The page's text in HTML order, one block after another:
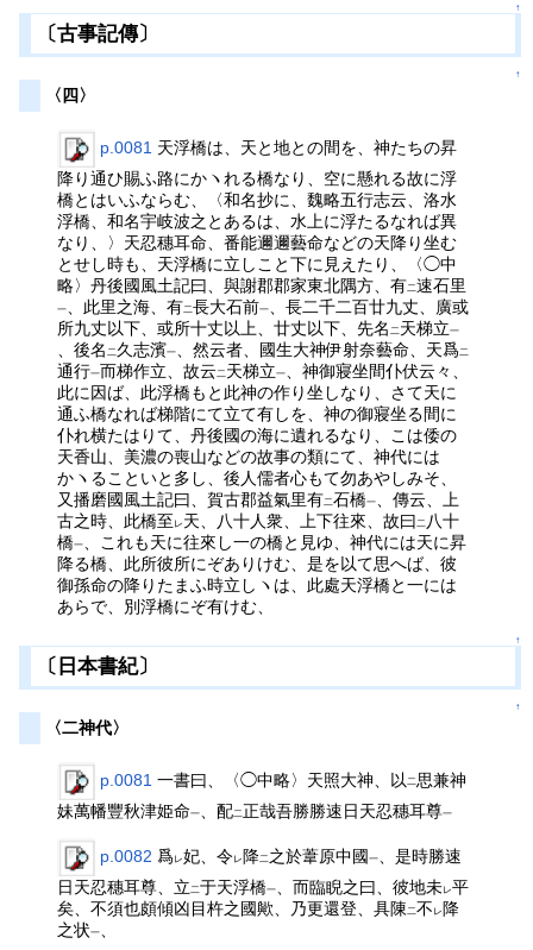
↑
〔古事記傳〕
↑
〈四〉
p.0081 天浮橋は、天と地との間を、神たちの昇
降り通ひ賜ふ路にかヽれる橋なり、空に懸れる故に浮
橋とはいふならむ、〈和名抄に、魏略五行志云、洛水
浮橋、和名宇岐波之とあるは、水上に浮たるなれば異
なり、〉天忍穗耳命、番能邇邇藝命などの天降り坐む
とせし時も、天浮橋に立しこと下に見えたり、〈◯中
略〉丹後國風土記曰、與謝郡郡家東北隅方、有二速石里
一 、此里之海、有二長大石前一
、長二千二百廿九丈、廣或
所九丈以下、或所十丈以上、廿丈以下、先名 二 天梯立一
、後名 二 久志濱一 、然云者、國生大神伊射奈藝命、天爲二
通行一而梯作立、故云 二 天梯立一
、神御寢坐間仆伏云々、
此に因ば、此浮橋もと此神の作り坐しなり、さて天に
通ふ橋なれば梯階にて立て有しを、神の御寢坐る間に
仆れ横たはりて、丹後國の海に遺れるなり、こは倭の
天香山、美濃の喪山などの故事の類にて、神代には
かヽることいと多し、後人儒者心もて勿あやしみそ、
又播磨國風土記曰、賀古郡益氣里有二石橋一
、傳云、上
古之時、此橋至 レ 天、八十人衆、上下往來、故曰 二 八十
橋一
、これも天に往來し一の橋と見ゆ、神代には天に昇
降る橋、此所彼所にぞありけむ、是を以て思へば、彼
御孫命の降りたまふ時立しヽは、此處天浮橋と一には
あらで、別浮橋にぞ有けむ、
↑
〔日本書紀〕
↑
〈二神代〉
p.0081 一書曰、〈◯中略〉天照大神、以二思兼神
妹萬幡豐秋津姫命一 、配二正哉吾勝勝速日天忍穗耳尊一
p.0082 爲レ妃、令レ 降二之於葦原中國一
、是時勝速
日天忍穗耳尊、立二于天浮橋一 、而臨睨之曰、彼地未レ平
矣、不須也頗傾凶目杵之國歟、乃更還登、具陳二不 レ 降
之状一